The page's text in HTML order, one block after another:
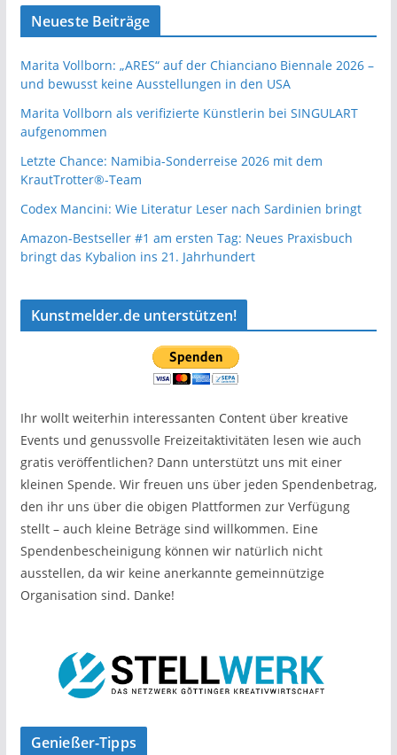
Neueste Beiträge
Marita Vollborn: „ARES“ auf der Chianciano Biennale 2026 –
und bewusst keine Ausstellungen in den USA
Marita Vollborn als verifizierte Künstlerin bei SINGULART
aufgenommen
Letzte Chance: Namibia-Sonderreise 2026 mit dem
KrautTrotter®-Team
Codex Mancini: Wie Literatur Leser nach Sardinien bringt
Amazon-Bestseller #1 am ersten Tag: Neues Praxisbuch
bringt das Kybalion ins 21. Jahrhundert
Kunstmelder.de unterstützen!
Ihr wollt weiterhin interessanten Content über kreative
Events und genussvolle Freizeitaktivitäten lesen wie auch
gratis veröffentlichen? Dann unterstützt uns mit einer
kleinen Spende. Wir freuen uns über jeden Spendenbetrag,
den ihr uns über die obigen Plattformen zur Verfügung
stellt – auch kleine Beträge sind willkommen. Eine
Spendenbescheinigung können wir natürlich nicht
ausstellen, da wir keine anerkannte gemeinnützige
Organisation sind. Danke!
Genießer-Tipps